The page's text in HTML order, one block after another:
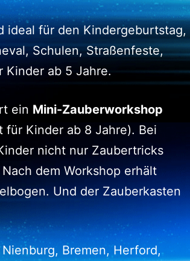
ideal für den Kindergeburtstag,
Schulen, Straßenfeste,
Kinder ab 5 Jahre.
ein Mini-Zauberworkshop
Kinder ab 8 Jahre). Bei
nicht nur Zaubertricks
dem Workshop erhält
Und der Zauberkasten
Bremen, Herford,